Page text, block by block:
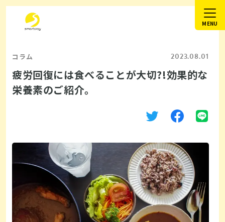
コラム 2023.08.01
疲労回復には食べることが大切?!効果的な
栄養素のご紹介。